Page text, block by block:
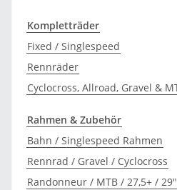
Kompletträder
Fixed / Singlespeed
Rennräder
Cyclocross, Allroad, Gravel &
Rahmen & Zubehör
Bahn / Singlespeed Rahmen
Rennrad / Gravel / Cyclocross
Randonneur / MTB / 27,5+ / 29"